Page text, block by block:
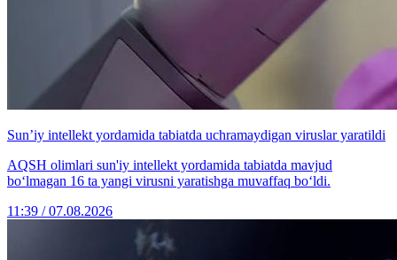
Sun’iy intellekt yordamida tabiatda uchramaydigan viruslar yaratildi
AQSH olimlari sun'iy intellekt yordamida tabiatda mavjud
bo‘lmagan 16 ta yangi virusni yaratishga muvaffaq bo‘ldi.
11:39 / 07.08.2026